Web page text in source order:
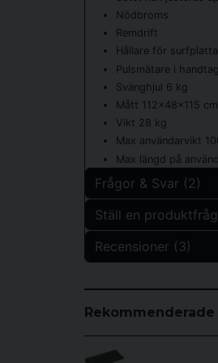
Nödbroms
Remdrift
Hållare för surfplatta
Pulsmätare i
Svänghjul 6 kg
Mått 112x48x115 cm
Vikt 28 kg
Max användarvikt
Max längd på
Frågor & Svar (2)
Hej, kan ni ge
Hej, Jag vägar
Ställ en
question
name
Recensioner (3)
Jens
för 4 månader sedan
Anna